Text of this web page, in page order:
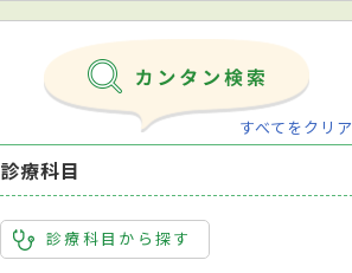
すべてをクリア
診療科目
診療科目から探す